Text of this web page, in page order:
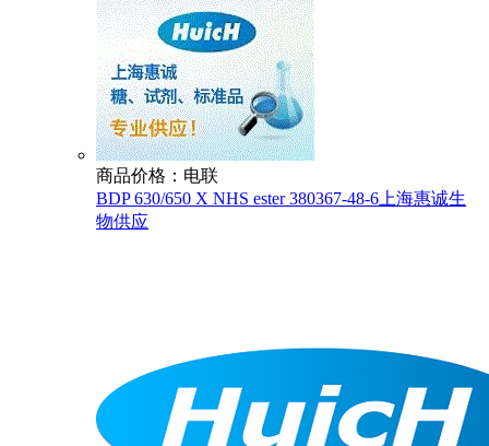
商品价格：电联
BDP 630/650 X NHS ester 380367-48-6上海惠诚生
物供应